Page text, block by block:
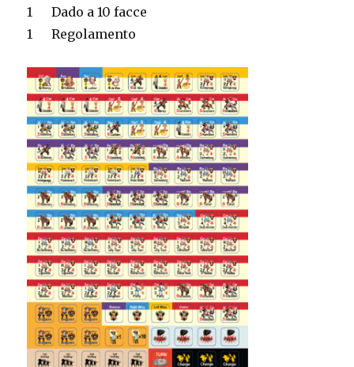
1Dado a 10 facce
1Regolamento